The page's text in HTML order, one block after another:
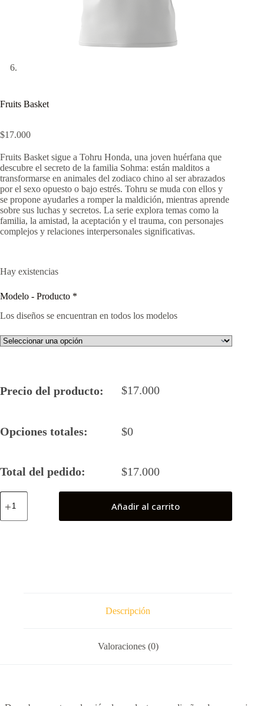
Fruits Basket
$17.000
Fruits Basket sigue a Tohru Honda, una joven huérfana que
descubre el secreto de la familia Sohma: están malditos a
transformarse en animales del zodiaco chino al ser abrazados
por el sexo opuesto o bajo estrés. Tohru se muda con ellos y
se propone ayudarles a romper la maldición, mientras aprende
sobre sus luchas y secretos. La serie explora temas como la
familia, la amistad, la aceptación y el trauma, con personajes
complejos y relaciones interpersonales significativas.
Hay existencias
Modelo - Producto *
Los diseños se encuentran en todos los modelos
Precio del producto: $17.000
Opciones totales: $0
Total del pedido: $17.000
Fruits
Basket
Añadir al carrito
Descripción
Valoraciones (0)